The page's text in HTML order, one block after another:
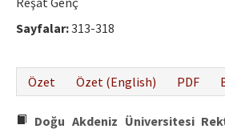
Sayfalar:313-318
Özet
Özet (English) PDF
Doğu Akdeniz Üniversitesi